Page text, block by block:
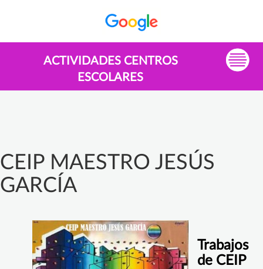
ACTIVIDADES CENTROS
ESCOLARES
CEIP MAESTRO JESÚS
GARCÍA
Trabajos
de CEIP